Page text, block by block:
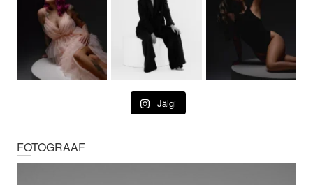
Jälgi
FOTOGRAAF